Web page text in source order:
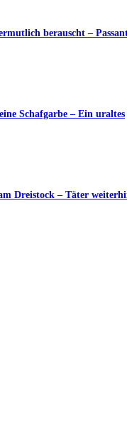
berauscht –
Schafgarbe – Ein uraltes
Dreistock – Täter